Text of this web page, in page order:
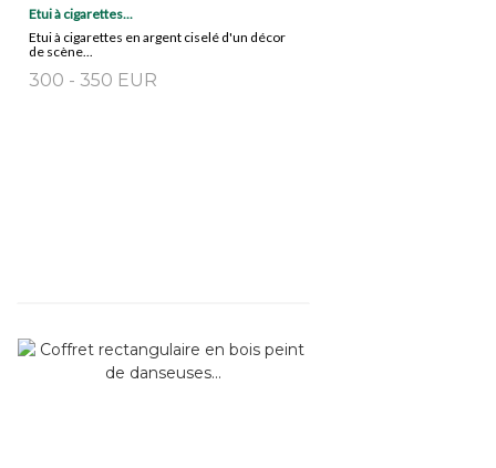
Etui à cigarettes...
Etui à cigarettes en argent ciselé d'un décor
de scène...
300 - 350 EUR